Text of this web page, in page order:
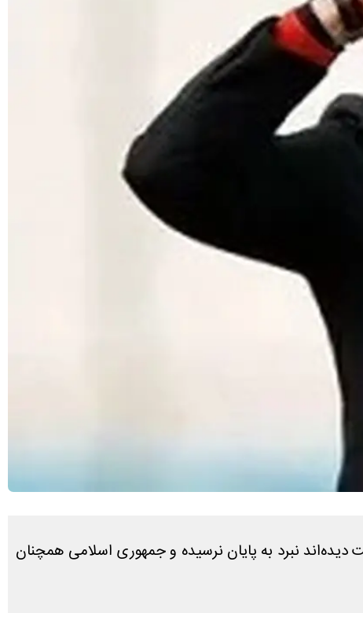
دیده‌اند نبرد به پایان نرسیده و جمهوری اسلامی همچنان